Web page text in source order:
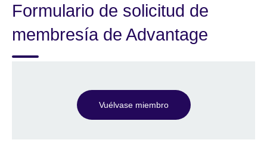
language
Formulario de solicitud de
membresía de Advantage
Vuélvase miembro